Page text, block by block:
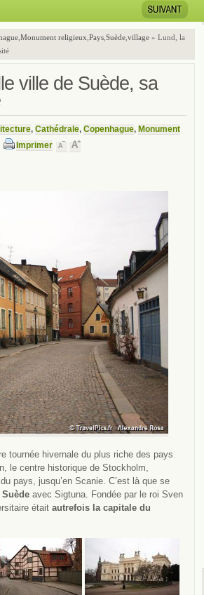
Monument religieux Pays Suède village » Lund, la
ville de Suède, sa
, Cathédrale, Copenhague, Monument
Imprimer
tournée hivernale du plus riche des pays
le centre historique de Stockholm,
pays, jusqu’en Scanie. C’est là que se
avec Sigtuna. Fondée par le roi Sven
était autrefois la capitale du